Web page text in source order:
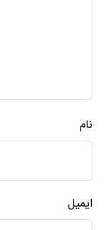
نام
ایمیل